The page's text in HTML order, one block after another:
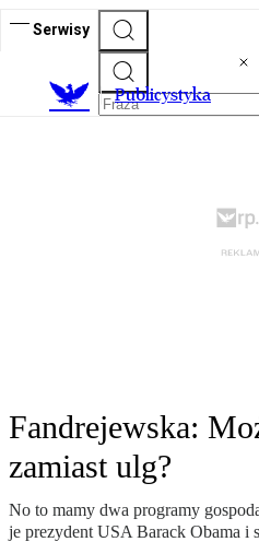
Serwisy
Publicystyka
Fandrejewska:
zamiast ulg?
No to mamy dwa programy
je prezydent USA Barack Obama i